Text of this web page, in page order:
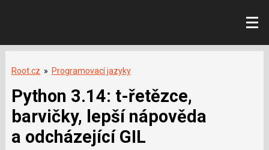
Root.cz » Programovací jazyky
Python 3.14: t-řetězce,
barvičky, lepší nápověda
a odcházející GIL